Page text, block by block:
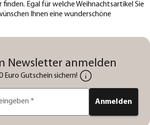
Egal für welche Weihnachtsartikel Sie
Ihnen eine wunderschöne
Newsletter anmelden
Euro Gutschein sichern!
* Anmelden